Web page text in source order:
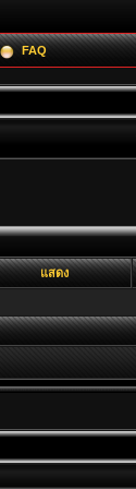
FAQ
แสดง